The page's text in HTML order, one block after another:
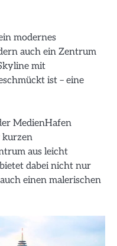
modernes
auch ein Zentrum
mit
ist – eine
MedienHafen
kurzen
aus leicht
dabei nicht nur
einen malerischen